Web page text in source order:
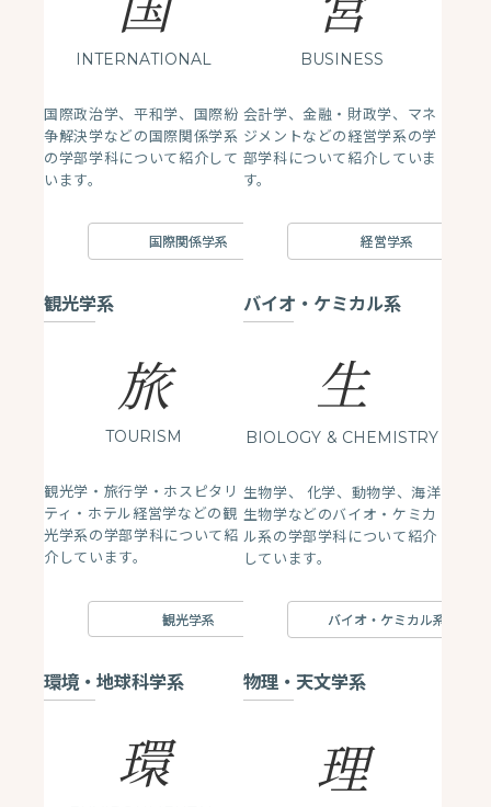
INTERNATIONAL
国際政治学、平和学、国際紛
争解決学などの国際関係学系
の学部学科について紹介して
います。
国際関係学系
BUSINESS
会計学、金融・財政学、マネ
ジメントなどの経営学系の学
部学科について紹介していま
す。
経営学系
観光学系
旅
TOURISM
観光学・旅行学・ホスピタリ
ティ・ホテル経営学などの観
光学系の学部学科について紹
介しています。
観光学系
バイオ・ケミカル系
生
BIOLOGY & CHEMISTRY
生物学、 化学、動物学、海洋
生物学などのバイオ・ケミカ
ル系の学部学科について紹介
しています。
バイオ・ケミカル系
環境・地球科学系
環
物理・天文学系
理